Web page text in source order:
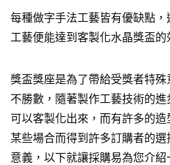
每種做字手法工藝皆有優缺點
工藝便能達到客製化水晶獎盃的
獎盃獎座是為了帶給受獎者特
不勝數，隨著製作工藝技術的
可以客製化出來，而有許多的
某些場合而得到許多訂購者的
意義，以下就讓採購易為您介